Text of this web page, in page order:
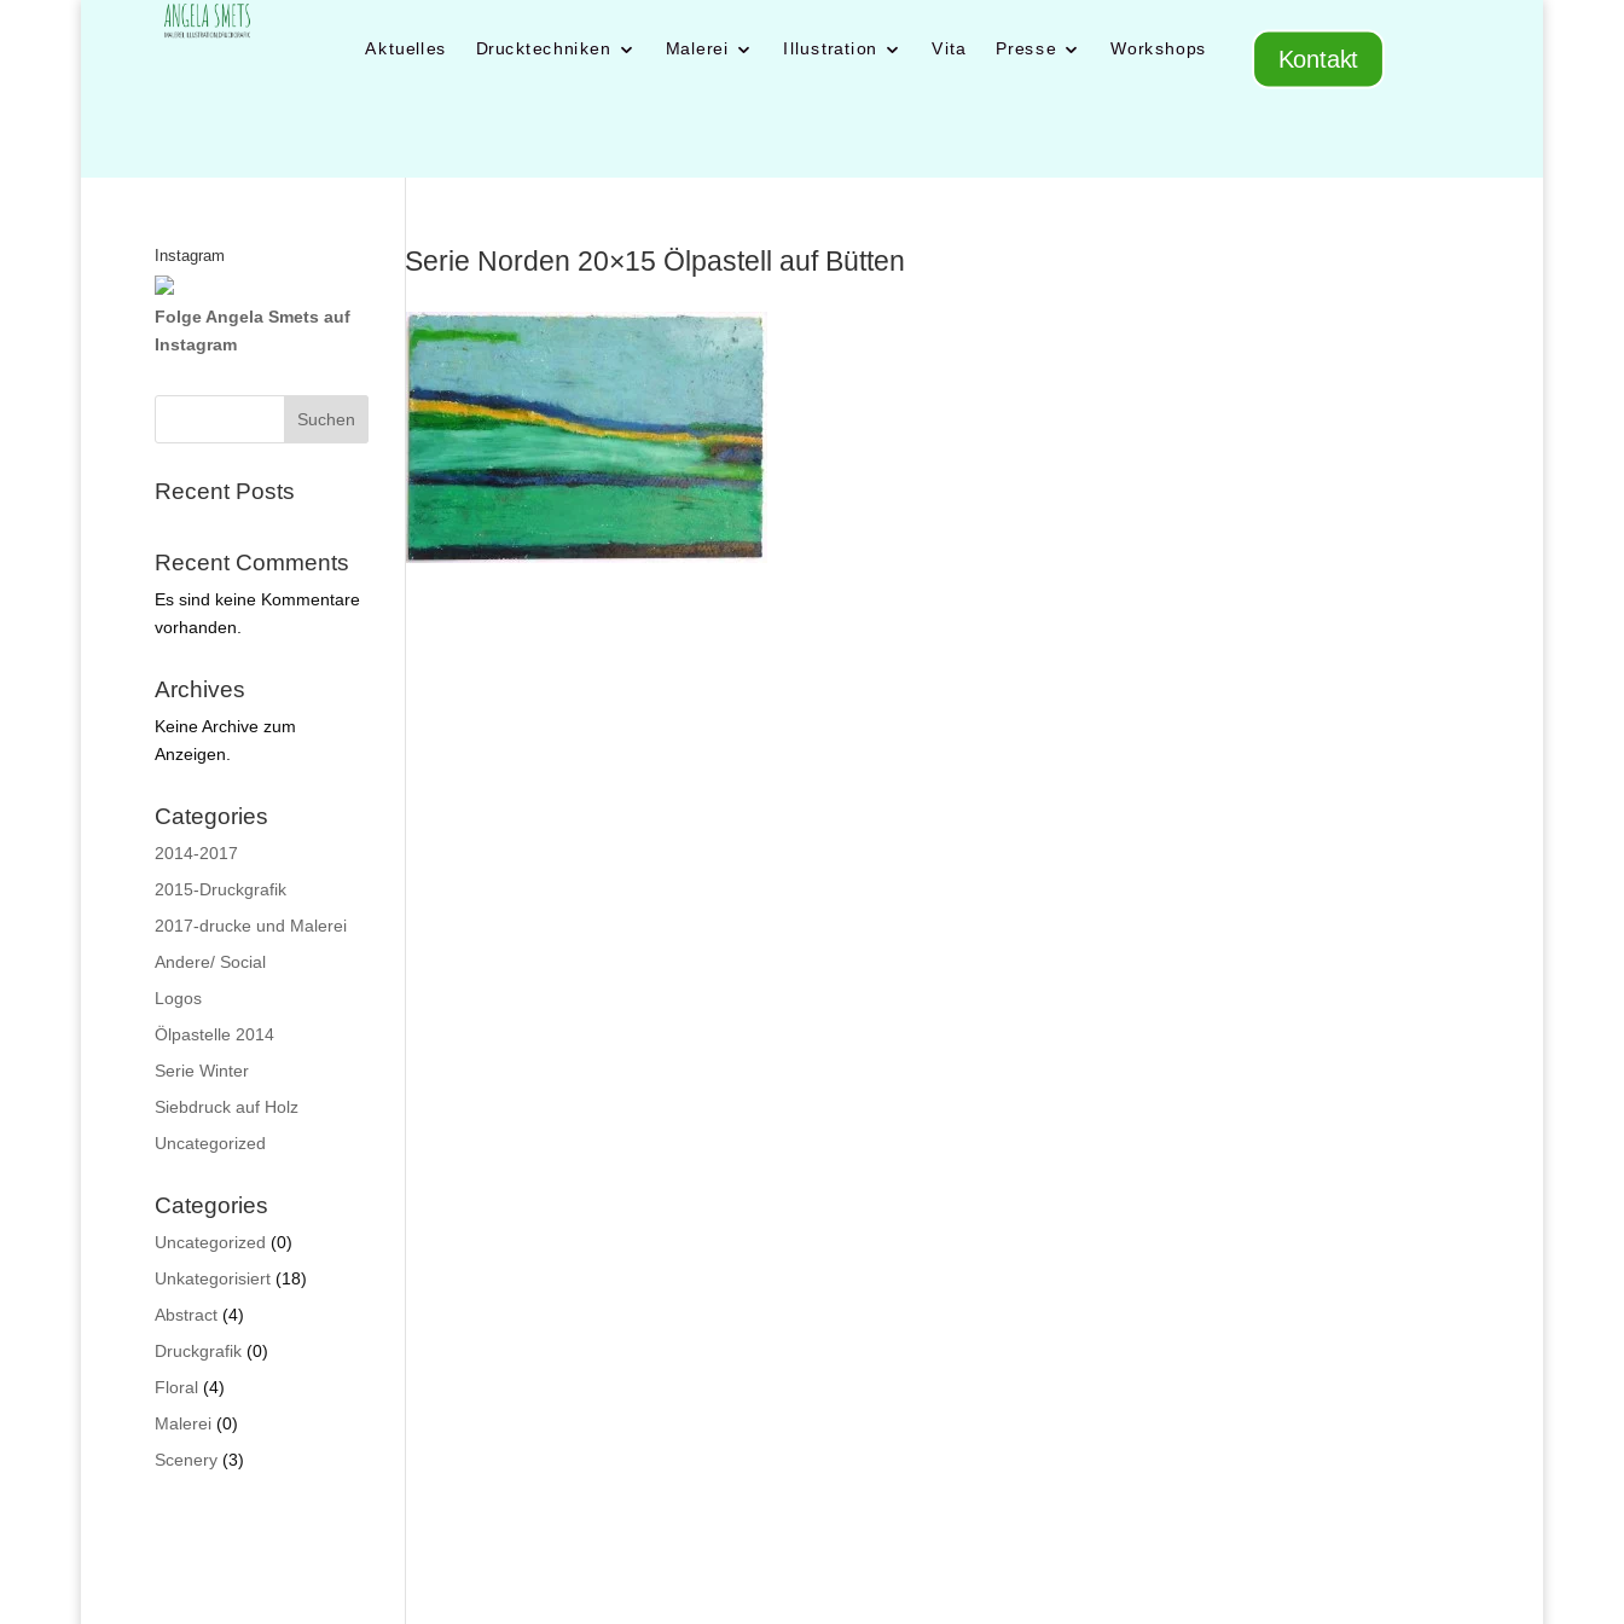
Aktuelles Drucktechniken Malerei Illustration Vita Presse Workshops Kontakt
Serie Norden 20×15 Ölpastell auf Bütten
Instagram
Folge Angela Smets auf
Instagram
Suchen
Recent Posts
Recent Comments
Es sind keine Kommentare
vorhanden.
Archives
Keine Archive zum
Anzeigen.
Categories
2014-2017
2015-Druckgrafik
2017-drucke und Malerei
Andere/ Social
Logos
Ölpastelle 2014
Serie Winter
Siebdruck auf Holz
Uncategorized
Categories
Uncategorized 00
Produkte
Unkategorisiert 1818
Abstract 44
Produkte
Druckgrafik 00
Floral 44
Produkte
Malerei 00
Produkte
Scenery 33